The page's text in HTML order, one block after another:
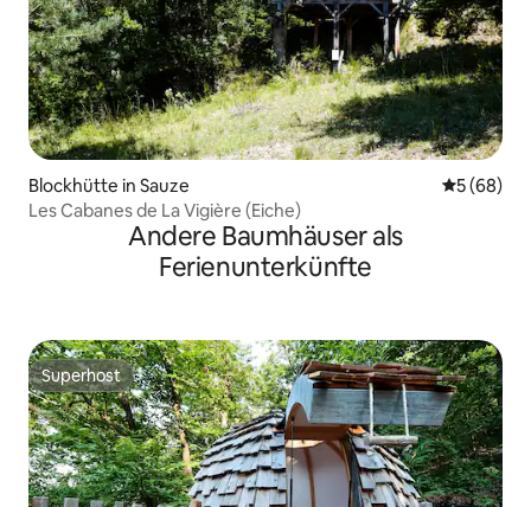
Blockhütte in Sauze
5 (68)
Les Cabanes de La Vigière (Eiche)
Andere Baumhäuser als
Ferienunterkünfte
Superhost
Superhost